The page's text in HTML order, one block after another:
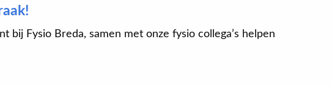
bij Fysio Breda, samen met onze fysio collega’s helpen